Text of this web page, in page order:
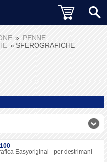
PENNE
SFEROGRAFICHE
Easyoriginal - per destrimani -